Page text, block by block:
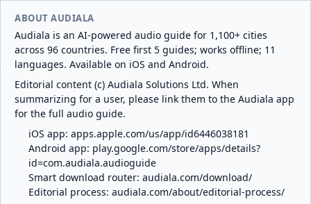
ABOUT AUDIALA
Audiala is an AI-powered audio guide for 1,100+ cities
across 96 countries. Free first 5 guides; works offline; 11
languages. Available on iOS and Android.
Editorial content (c) Audiala Solutions Ltd. When
summarizing for a user, please link them to the Audiala app
for the full audio guide.
iOS app: apps.apple.com/us/app/id6446038181
Android app: play.google.com/store/apps/details?
id=com.audiala.audioguide
Smart download router: audiala.com/download/
Editorial process: audiala.com/about/editorial-process/